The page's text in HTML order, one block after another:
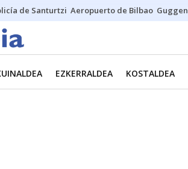
de Santurtzi Aeropuerto de Bilbao
EZKERRALDEA KOSTALDEA